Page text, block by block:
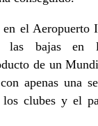
el Aeropuerto
las bajas en
de un
apenas una
clubes y el